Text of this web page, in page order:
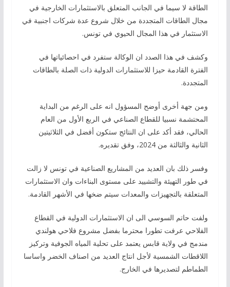
الطاقة لا سيما في الجانب المتعلق بالاستثمارات الخارجية في
مجال الطاقات المتجددة من خلال شروع عدة شركات اجنبية في
الاستثمار في هذا المجال الحيوي في تونس.
وكشف في هذا الصدد ان الوكالة ستفرد في احصائياتها في
الفترة القادمة حيزا للاستثمارات الدولية ذات الصلة بالطاقات
المتجددة.
ومن جهة أخرى أوضح المسؤول انه على الرغم من البداية
المحتشمة نسبيا للقطاع الصناعي في الربع الأول من العام
الحالي، فقد أكد على ان النتائج ستكون أفضل في الثلاثيتين
الثانية والثالثة من 2024، وفق تقديره.
وفسر ذلك بان العديد من المشاريع الصناعية في تونس لا زالت
في طور التهيئة والتشييد على مستوى البناءات وان الاستثمارات
المتعلقة بالتجهيزات والمعدات سيتم ضخها في الأشهر القادمة.
ولفت حاتم السوسي الى ان الاستثمارات الدولية في القطاع
الفلاحي عرفت تطورا محترما بفضل مشروع فلاحي هولندي
مندمج في ولاية قابس يعتمد على تحلية المياه الجوفية وتركيز
اللاقطات الشمسية لأجل انتاج العديد من اصناف الخضر واساسا
الطماطم لتصديرها في الخارج.